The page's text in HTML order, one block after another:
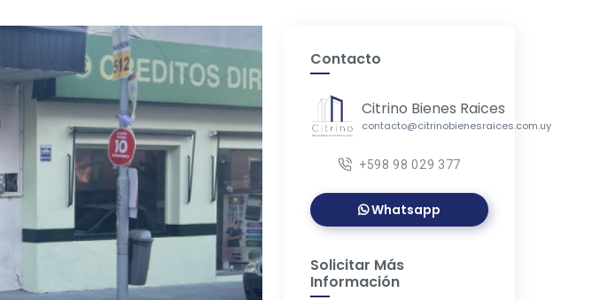
Contacto
Citrino Bienes Raices
contacto@citrinobienesraices.com.uy
+598 98 029 377
Whatsapp
Solicitar Más
Información